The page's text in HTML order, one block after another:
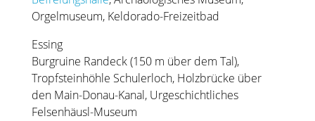
Orgelmuseum, Keldorado-Freizeitbad
Essing
Burgruine Randeck (150 m über dem Tal),
Tropfsteinhöhle Schulerloch, Holzbrücke über
den Main-Donau-Kanal, Urgeschichtliches
Felsenhäusl-Museum